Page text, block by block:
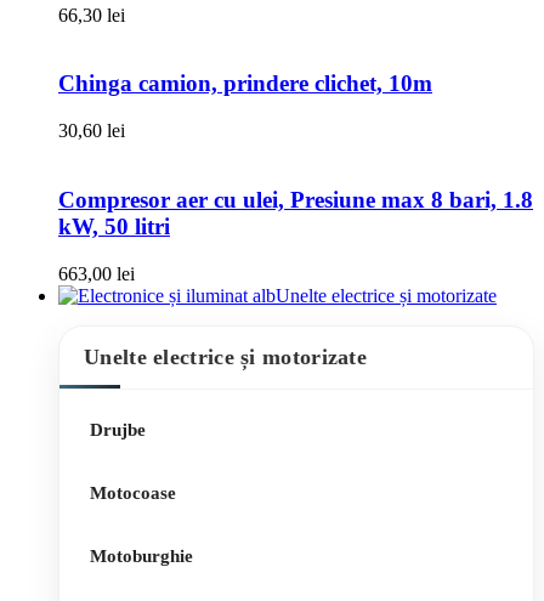
66,30 lei
Chinga camion, prindere clichet, 10m
30,60 lei
Compresor aer cu ulei, Presiune max 8 bari, 1.8
kW, 50 litri
663,00 lei
Unelte electrice și motorizate
Unelte electrice și motorizate
Drujbe
Motocoase
Motoburghie